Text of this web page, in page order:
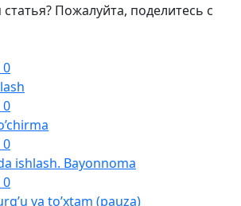
Пожалуйта, поделитесь с
0
0
0
ishlash. Bayonnoma
0
va to’xtam (pauza)